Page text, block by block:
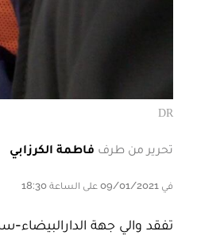
DR
تحرير من طرف فاطمة الكرزابي
في 09/01/2021 على الساعة 18:30